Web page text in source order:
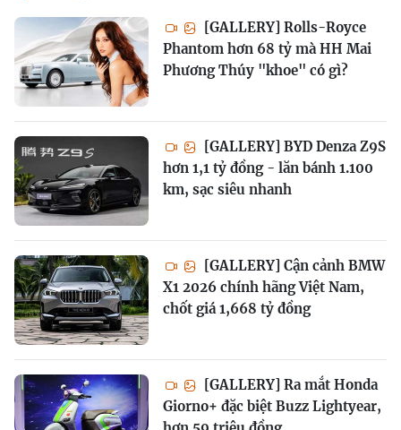
[GALLERY] Rolls-Royce
Phantom hơn 68 tỷ mà HH Mai
Phương Thúy "khoe" có gì?
[GALLERY] BYD Denza Z9S
hơn 1,1 tỷ đồng - lăn bánh 1.100
km, sạc siêu nhanh
[GALLERY] Cận cảnh BMW
X1 2026 chính hãng Việt Nam,
chốt giá 1,668 tỷ đồng
[GALLERY] Ra mắt Honda
Giorno+ đặc biệt Buzz Lightyear,